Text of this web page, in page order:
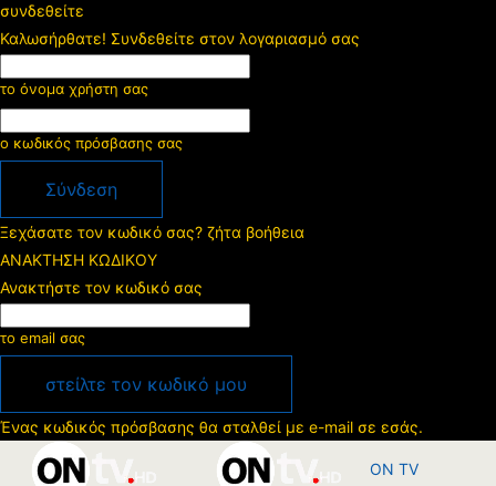
συνδεθείτε
Καλωσήρθατε! Συνδεθείτε στον λογαριασμό σας
το όνομα χρήστη σας
ο κωδικός πρόσβασης σας
Ξεχάσατε τον κωδικό σας? ζήτα βοήθεια
ΑΝΑΚΤΗΣΗ ΚΩΔΙΚΟΥ
Ανακτήστε τον κωδικό σας
το email σας
Ένας κωδικός πρόσβασης θα σταλθεί με e-mail σε εσάς.
ON TV